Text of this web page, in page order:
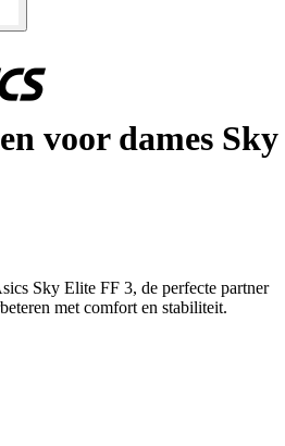
voor dames Sky
Sky Elite FF 3, de perfecte partner
met comfort en stabiliteit.